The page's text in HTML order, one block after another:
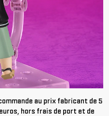
au prix fabricant de 5
hors frais de port et de